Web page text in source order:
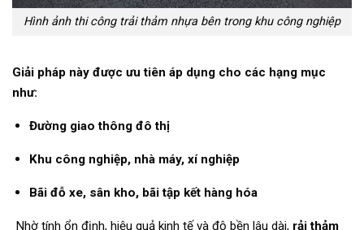
Hình ảnh thi công trải thảm nhựa bên trong khu công nghiệp
Giải pháp này được ưu tiên áp dụng cho các hạng mục
như:
Đường giao thông đô thị
Khu công nghiệp, nhà máy, xí nghiệp
Bãi đỗ xe, sân kho, bãi tập kết hàng hóa
Nhờ tính ổn định, hiệu quả kinh tế và độ bền lâu dài, rải thảm